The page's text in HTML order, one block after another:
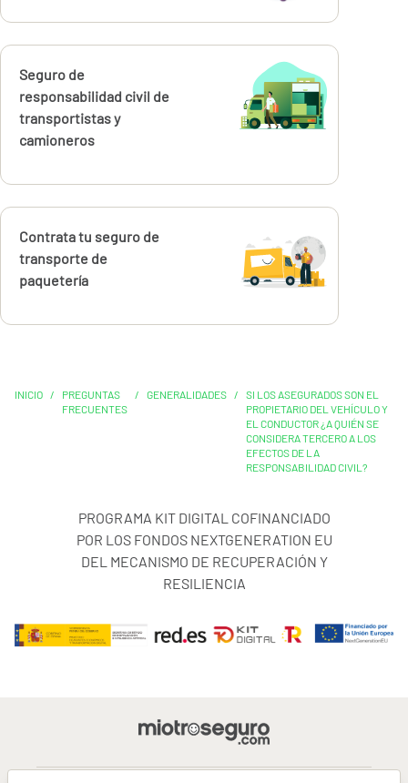
Calcúlalo ahora
Seguro de
responsabilidad civil de
transportistas y
camioneros
Calcúlalo ahora
Contrata tu seguro de
transporte de
paquetería
INICIO /
PREGUNTAS
FRECUENTES
/ GENERALIDADES /
SI LOS ASEGURADOS SON EL
PROPIETARIO DEL VEHÍCULO Y
EL CONDUCTOR ¿A QUIÉN SE
CONSIDERA TERCERO A LOS
EFECTOS DE LA
RESPONSABILIDAD CIVIL?
PROGRAMA KIT DIGITAL COFINANCIADO
POR LOS FONDOS NEXTGENERATION EU
DEL MECANISMO DE RECUPERACIÓN Y
RESILIENCIA